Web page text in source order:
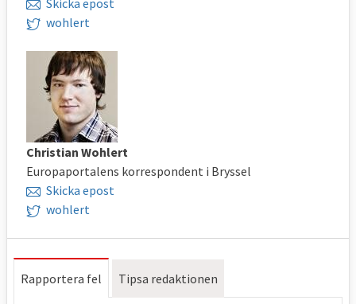
wohlert
Christian Wohlert
Europaportalens korrespondent i Bryssel
Skicka epost
wohlert
Rapportera fel Tipsa redaktionen